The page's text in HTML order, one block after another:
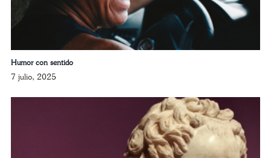
Humor con sentido
7 julio, 2025